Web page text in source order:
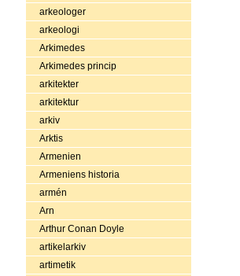
arkeologer
arkeologi
Arkimedes
Arkimedes princip
arkitekter
arkitektur
arkiv
Arktis
Armenien
Armeniens historia
armén
Arn
Arthur Conan Doyle
artikelarkiv
artimetik